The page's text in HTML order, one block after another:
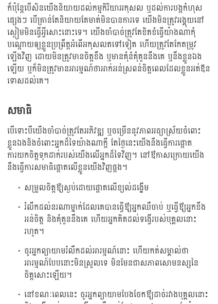
ក៏ប៉ុន្តែបើសិនយើងនិយាយដល់កម្មកិរិយាអកុសល ឬដល់ការបង្កកំហុស
ផ្សេងៗ បើគ្រាន់តែនិយាយតែមាត់មិនបានការទេ យើងមិនត្រូវអង្គុយនៅ
ស្ងៀមមិនធ្វើអ្វីសោះនោះទេ។ យើងចាំបាច់ត្រូវតែខិតខំធ្វើយ៉ាងណាកុំ
បណ្តោយឲ្យខ្លួនប្រព្រឹត្តអំពើអកុសលតទៅទៀត ហើយត្រូវតែកែតម្រូវ
ឡើងវិញ ដោយមិនត្រូវមានចិត្តខឹង ឬមានគុំនំគុំគួននឹងគេ ឬនឹងខ្លួនឯង
ឡើយ ឬក៏មិនត្រូវមានអារម្មណ៍ថាអាក់អន់ស្រពន់ចិត្តពេលដែលខ្លួនអត់ឪន
ទោសដល់គេ។
សមាធិ
បើទោះបីយើងចាំបាច់ត្រូវតែអភិវឌ្ឍ ឬចម្រើននូវភាពអធ្យាស្រ័យចំពោះ
ខ្លួនឯងនិងចំពោះអ្នកដ៏ទៃយ៉ាងណាក្តី តែថ្ងៃនេះយើងនឹងធ្វើការផ្តោត
ការយកចិត្តទុកដាក់របស់យើងលើអ្នកដ៏ទៃវិញ។ នៅឳកាសក្រោយយើង
នឹងធ្វើការសមាធិផ្តោតលើខ្លួនយើងវិញផ្តង។
សម្រួលចិត្តឳ្យស្ងប់ដោយផ្តោតលើខ្យល់ដង្ហើម
រំលឹកដល់នរណាម្នាក់ដែលគេបានធ្វើឳ្យអ្នកឈឺចាប់ ឬធ្វើឳ្យអ្នកខឹង
អន់ចិត្ត និងគុំគួននឹងគេ ហើយអ្នកគិតដល់ទង្វើរបស់បុគ្គលនោះ
រហូត។
ចូរអ្នកព្យាយាមរំលឹកដល់អារម្មណ៍នោះ ហើយកត់សម្គាល់ថា
អារម្មណ៍បែបនោះមិនស្រួលទេ មិនមែនជាសភាពសោមនស្សនៃ
ចិត្តសោះឡើយ។
នៅខណៈពេលនេះ ចូរអ្នកព្យាយាមបែងចែកឳ្យដាច់រវាងបុគ្គលនោះ